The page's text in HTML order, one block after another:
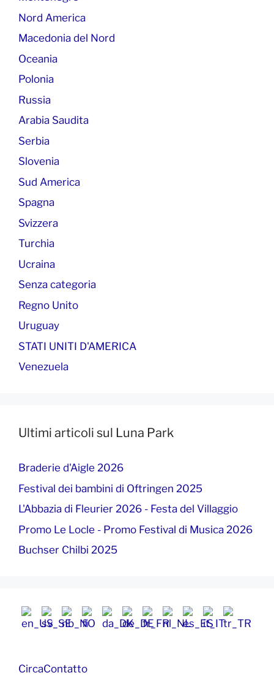
Nord America
Macedonia del Nord
Oceania
Polonia
Russia
Arabia Saudita
Serbia
Slovenia
Sud America
Spagna
Svizzera
Turchia
Ucraina
Senza categoria
Regno Unito
Uruguay
STATI UNITI D'AMERICA
Venezuela
Ultimi articoli sul Luna Park
Braderie d'Aigle 2026
Festival dei bambini di Oftringen 2025
L'Abbazia di Fleurier 2026 - Festa del Villaggio
Promo Le Locle - Promo Festival di Musica 2026
Buchser Chilbi 2025
CircaContatto